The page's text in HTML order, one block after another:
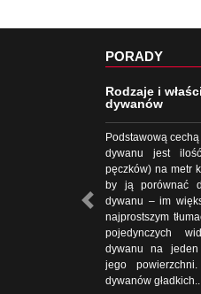
PORADY
Rodzaje i
dywanów
Podstawową
dywanu jest
pęczków) na metr
by ją porównać
dywanu – im
najprostszym
pojedynczych
dywanu na jeden
jego
dywanów gładkich...